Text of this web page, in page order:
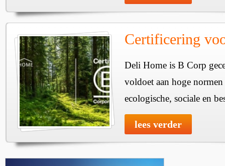
Certificering
Deli Home is B Corp
voldoet aan hoge
ecologische, sociale en
lees verder